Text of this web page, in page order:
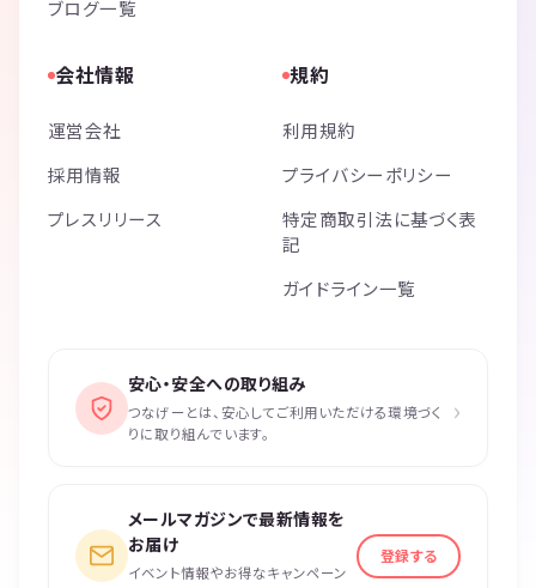
ブログ一覧
会社情報
運営会社
採用情報
プレスリリース
規約
利用規約
プライバシーポリシー
特定商取引法に基づく表
記
ガイドライン一覧
安心・安全への取り組み
つなげーとは、安心してご利用いただける環境づく
りに取り組んでいます。
›
メールマガジンで最新情報を
お届け
イベント情報やお得なキャンペーン
登録する